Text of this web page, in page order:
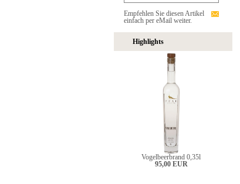
Empfehlen Sie diesen Artikel
einfach per eMail weiter.
Highlights
Vogelbeerbrand 0,35l
95,00 EUR